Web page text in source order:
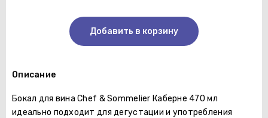
Добавить в корзину
Описание
Бокал для вина Chef & Sommelier Каберне 470 мл
идеально подходит для дегустации и употребления